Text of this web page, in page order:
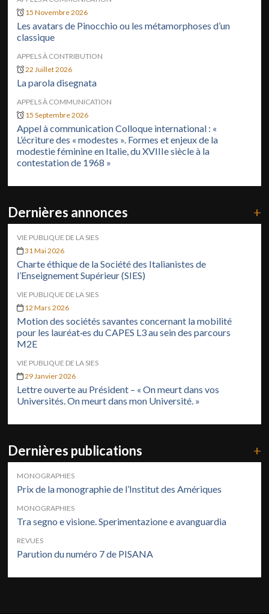
15 Novembre 2026
Les avatars de Pinocchio ou les métamorphoses d’un
classique
APPELS À CONTRIBUTION
22 Juillet 2026
La parola disegnata
APPELS À COMMUNICATION
15 Septembre 2026
Appel à communication Colloque international : «
L’écriture des « modestes ». Formes et enjeux de la
modestie féminine en Italie, du XVIIIe siècle à la
contestation de 1968 »
Dernières annonces +
VIE PUBLIQUE DE LA SIES
31 Mai 2026
Charte éthique de la Société des Italianistes de
l’Enseignement Supérieur (SIES)
VIE PUBLIQUE DE LA SIES
12 Mars 2026
Motion des sociétés savantes concernant la mobilité
pour les lauréat·es du CAPES L3 au sein des parcours
M2E
VIE PUBLIQUE DE LA SIES
29 Janvier 2026
Lettre ouverte au Président – « On meurt dans vos
Universités. On meurt dans mon Université. »
Dernières publications +
MONOGRAPHIES
Prix de la monographie de l’Institut des Amériques
MONOGRAPHIES
Tra segno e visione. Sperimentazione e avanguardia
REVUES
Parution du numéro 7 de PISANA